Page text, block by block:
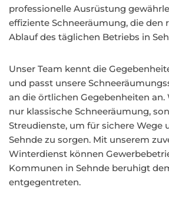
professionelle Ausrüstung
effiziente Schneeräumung, die den
Ablauf des täglichen Betriebs in
Unser Team kennt die
und passt unsere
an die örtlichen Gegebenheiten
nur klassische Schneeräumung,
Streudienste, um für sichere Wege
Sehnde zu sorgen. Mit unserem
Winterdienst können
Kommunen in Sehnde beruhigt
entgegentreten.